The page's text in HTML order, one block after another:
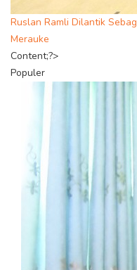
Ruslan Ramli Dilantik
Merauke
Content;?>
Populer